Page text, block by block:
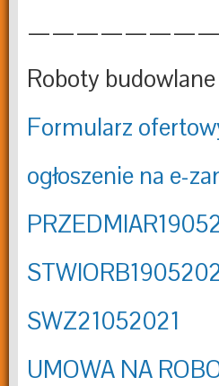
Roboty budowlane
Formularz
ogłoszenie na e-
SWZ21052021
UMOWA NA